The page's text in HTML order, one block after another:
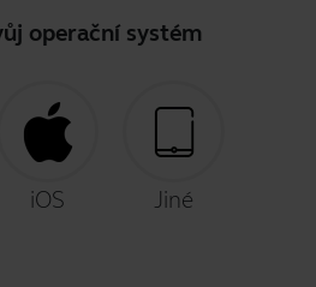
operační systém
iOS Jiné